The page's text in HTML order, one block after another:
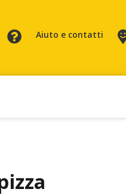
Aiuto e contatti